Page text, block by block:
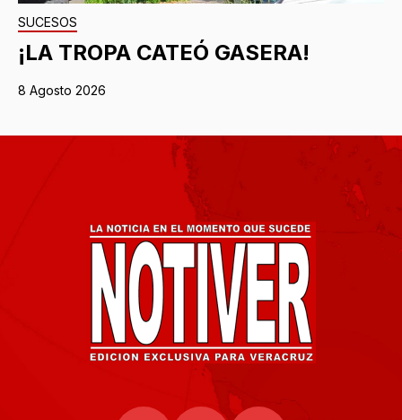
SUCESOS
¡LA TROPA CATEÓ GASERA!
8 Agosto 2026